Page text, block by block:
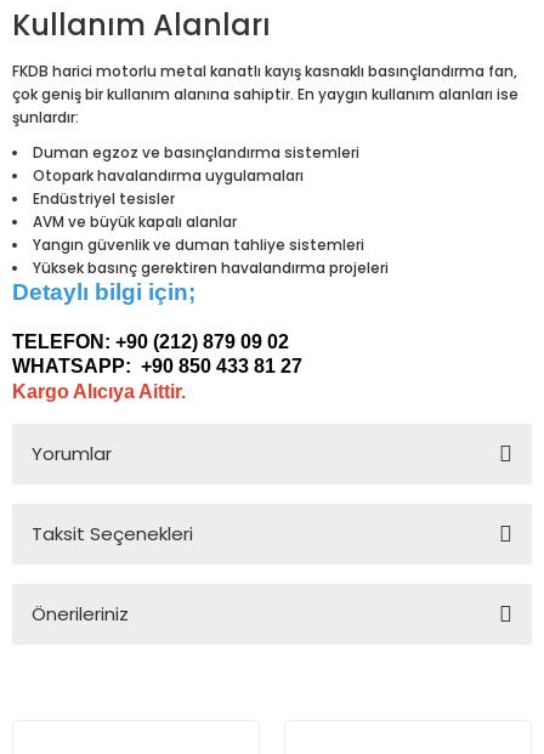
Kullanım Alanları
FKDB harici motorlu metal kanatlı kayış kasnaklı basınçlandırma fan,
çok geniş bir kullanım alanına sahiptir. En yaygın kullanım alanları ise
şunlardır:
Duman egzoz ve basınçlandırma sistemleri
Otopark havalandırma uygulamaları
Endüstriyel tesisler
AVM ve büyük kapalı alanlar
Yangın güvenlik ve duman tahliye sistemleri
Yüksek basınç gerektiren havalandırma projeleri
Detaylı bilgi için;
TELEFON: +90 (212) 879 09 02
WHATSAPP: +90 850 433 81 27
Kargo Alıcıya Aittir.
Yorumlar
Taksit Seçenekleri
Önerileriniz